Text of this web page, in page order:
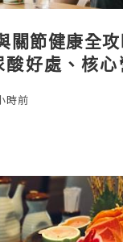
關節健康全
好處、核
時前